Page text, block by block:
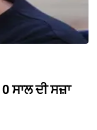
ਸਾਲ ਦੀ ਸਜ਼ਾ